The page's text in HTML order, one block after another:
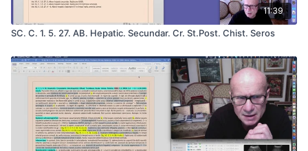
11:39
SC. C. 1. 5. 27. AB. Hepatic. Secundar. Cr. St.Post. Chist. Seros